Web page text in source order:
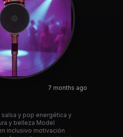
7 months ago
salsa y pop energética y
y belleza Model
inclusivo motivación